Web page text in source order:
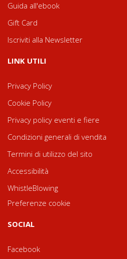
Guida all'ebook
Gift Card
Iscriviti alla Newsletter
LINK UTILI
Privacy Policy
Cookie Policy
Privacy policy eventi e fiere
Condizioni generali di vendita
Termini di utilizzo del sito
Accessibilità
WhistleBlowing
Preferenze cookie
SOCIAL
Facebook